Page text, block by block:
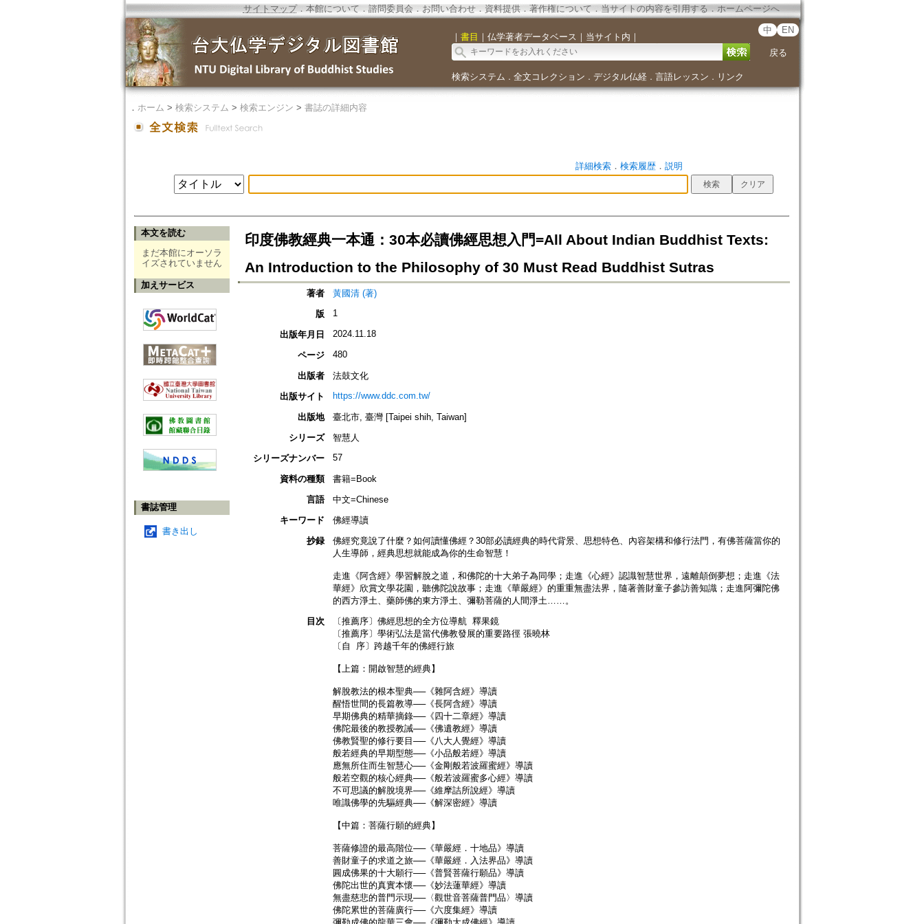
サイトマップ．本館について ． 諮問委員会． お問い合わせ． 資料提供． 著作権について．当サイトの内容を引用する ． ホームページへ
｜ 書目 ｜ 仏学著者データベース ｜ 当サイト内 ｜
中 EN
戻る
検索システム ． 全文コレクション ． デジタル仏経． 言語レッスン ． リンク
． ホーム > 検索システム > 検索エンジン > 書誌の詳細内容
詳細検索． 検索履歴． 説明
本文を読む
まだ本館にオーソラ
イズされていません
加えサービス
書誌管理
書き出し
印度佛教經典一本通：30本必讀佛經思想入門=All About Indian Buddhist Texts:
An Introduction to the Philosophy of 30 Must Read Buddhist Sutras
著者
黃國清 (著)
版
1
出版年月日 2024.11.18
ページ 480
出版者
法鼓文化
出版サイト
https://www.ddc.com.tw/
出版地
臺北市, 臺灣 [Taipei shih, Taiwan]
シリーズ
智慧人
シリーズナンバー
57
資料の種類
書籍=Book
言語
中文=Chinese
キーワード
佛經導讀
抄録
佛經究竟說了什麼？如何讀懂佛經？30部必讀經典的時代背景、思想特色、內容架構和修行法門，有佛菩薩當你的
人生導師，經典思想就能成為你的生命智慧！
走進《阿含經》學習解脫之道，和佛陀的十大弟子為同學；走進《心經》認識智慧世界，遠離顛倒夢想；走進《法
華經》欣賞文學花園，聽佛陀說故事；走進《華嚴經》的重重無盡法界，隨著善財童子參訪善知識；走進阿彌陀佛
的西方淨土、藥師佛的東方淨土、彌勒菩薩的人間淨土……。
目次
〔推薦序〕佛經思想的全方位導航 釋果鏡
〔推薦序〕學術弘法是當代佛教發展的重要路徑 張曉林
〔自 序〕跨越千年的佛經行旅
【上篇：開啟智慧的經典】
解脫教法的根本聖典──《雜阿含經》導讀
醒悟世間的長篇教導──《長阿含經》導讀
早期佛典的精華摘錄──《四十二章經》導讀
佛陀最後的教授教誡──《佛遺教經》導讀
佛教賢聖的修行要目──《八大人覺經》導讀
般若經典的早期型態──《小品般若經》導讀
應無所住而生智慧心──《金剛般若波羅蜜經》導讀
般若空觀的核心經典──《般若波羅蜜多心經》導讀
不可思議的解脫境界──《維摩詰所說經》導讀
唯識佛學的先驅經典──《解深密經》導讀
【中篇：菩薩行願的經典】
菩薩修證的最高階位──《華嚴經．十地品》導讀
善財童子的求道之旅──《華嚴經．入法界品》導讀
圓成佛果的十大願行──《普賢菩薩行願品》導讀
佛陀出世的真實本懷──《妙法蓮華經》導讀
無盡慈悲的普門示現──〈觀世音菩薩普門品〉導讀
佛陀累世的菩薩廣行──《六度集經》導讀